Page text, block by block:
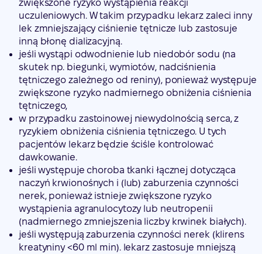
zwiększone ryzyko wystąpienia reakcji
uczuleniowych. W takim przypadku lekarz zaleci inny
lek zmniejszający ciśnienie tętnicze lub zastosuje
inną błonę dializacyjną.
jeśli wystąpi odwodnienie lub niedobór sodu (na
skutek np. biegunki, wymiotów, nadciśnienia
tętniczego zależnego od reniny), ponieważ występuje
zwiększone ryzyko nadmiernego obniżenia ciśnienia
tętniczego,
w przypadku zastoinowej niewydolnością serca, z
ryzykiem obniżenia ciśnienia tętniczego. U tych
pacjentów lekarz będzie ściśle kontrolować
dawkowanie.
jeśli występuje choroba tkanki łącznej dotycząca
naczyń krwionośnych i (lub) zaburzenia czynności
nerek, ponieważ istnieje zwiększone ryzyko
wystąpienia agranulocytozy lub neutropenii
(nadmiernego zmniejszenia liczby krwinek białych).
jeśli występują zaburzenia czynności nerek (klirens
kreatyniny <60 ml min). lekarz zastosuje mniejszą